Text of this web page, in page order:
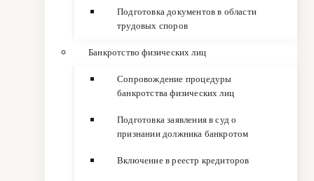
Подготовка документов в области
трудовых споров
Банкротство физических лиц
Сопровождение процедуры
банкротства физических лиц
Подготовка заявления в суд о
признании должника банкротом
Включение в реестр кредиторов